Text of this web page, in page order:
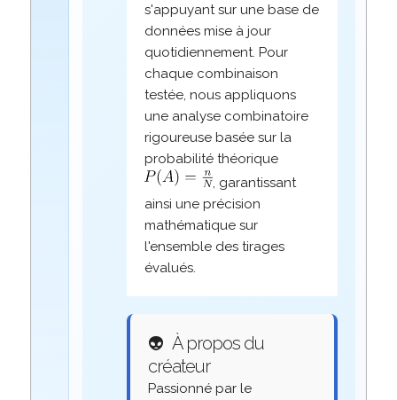
s'appuyant sur une base de
données mise à jour
quotidiennement. Pour
chaque combinaison
testée, nous appliquons
une analyse combinatoire
rigoureuse basée sur la
probabilité théorique
, garantissant
ainsi une précision
mathématique sur
l'ensemble des tirages
évalués.
👽 À propos du
créateur
Passionné par le